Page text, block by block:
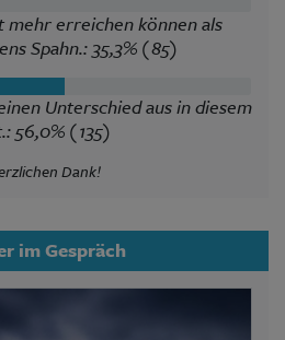
erreichen können als
Spahn.: 35,3% (85)
Unterschied aus in diesem
56,0% (135)
Dank!
im Gespräch